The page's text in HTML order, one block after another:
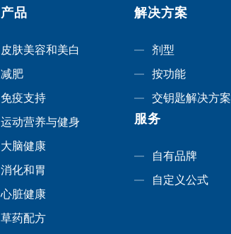
产品
皮肤美容和美白
减肥
免疫支持
运动营养与健身
大脑健康
消化和胃
心脏健康
草药配方
解决方案
剂型
按功能
交钥匙解决方案
服务
自有品牌
自定义公式